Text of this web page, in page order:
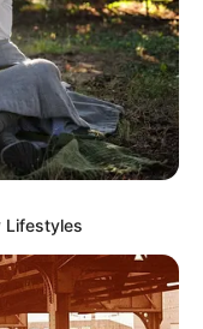
STATIKE
me
Lifestyles